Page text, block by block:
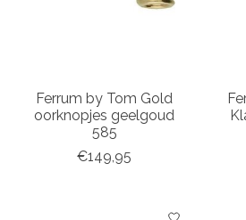
Ferrum by Tom Gold
oorknopjes geelgoud
585
€149,95